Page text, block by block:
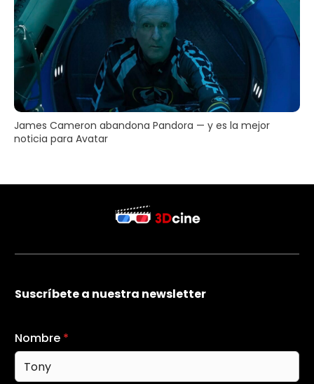
James Cameron abandona Pandora — y es la mejor
noticia para Avatar
Suscríbete a nuestra newsletter
Nombre *